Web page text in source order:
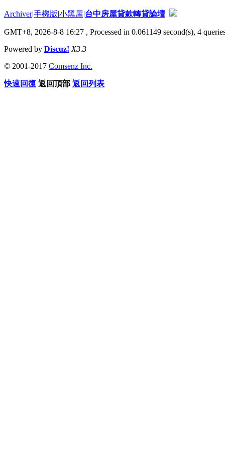
Archiver|手機版|小黑屋|台中房屋貸款轉貸論壇
GMT+8, 2026-8-8 16:27 , Processed in 0.061149 second(s), 4
Powered by Discuz! X3.3
© 2001-2017 Comsenz Inc.
快速回復 返回頂部 返回列表